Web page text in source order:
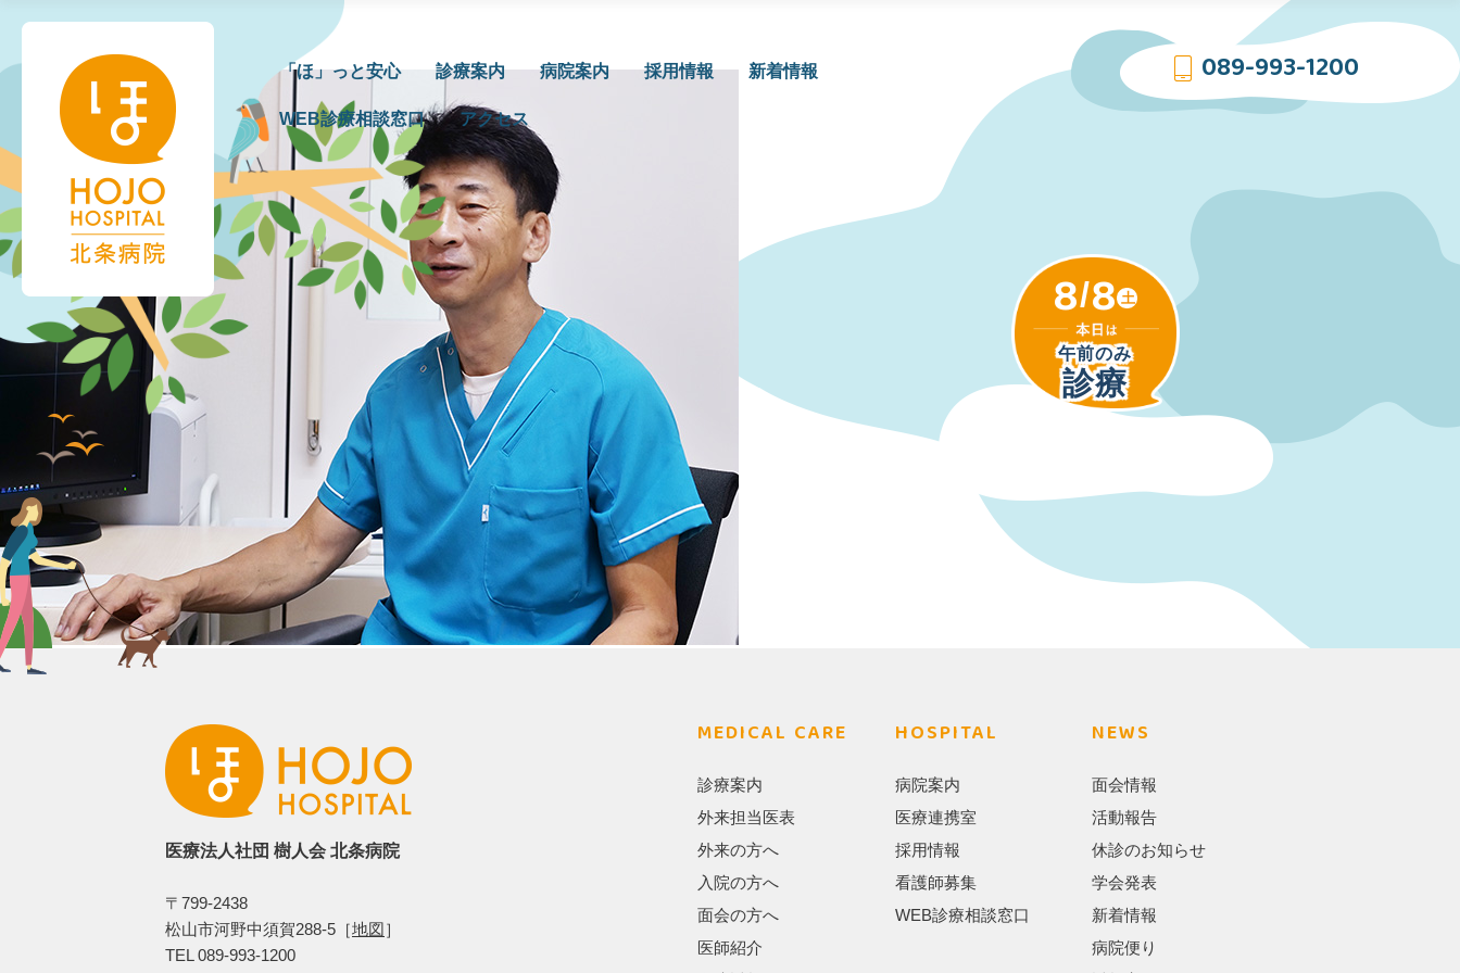
「ほ」っと安心 診療案内 病院案内 採用情報 新着情報
WEB診療相談窓口 アクセス
089-993-1200
8/8 土
午前のみ
診療
北条病院様管理用 |2022年9月27日
医療法人社団 樹人会 北条病院
〒799-2438
松山市河野中須賀288-5［地図］
TEL 089-993-1200
MEDICAL CARE
診療案内
外来担当医表
外来の方へ
入院の方へ
面会の方へ
医師紹介
HOSPITAL
病院案内
医療連携室
採用情報
看護師募集
WEB診療相談窓口
NEWS
面会情報
活動報告
休診のお知らせ
学会発表
新着情報
病院便り